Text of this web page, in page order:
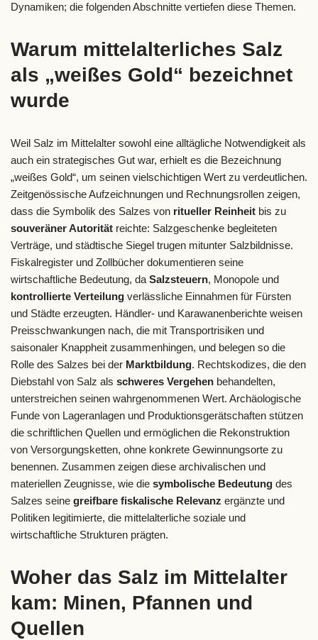
Dynamiken; die folgenden Abschnitte vertiefen diese Themen.
Warum mittelalterliches Salz
als „weißes Gold“ bezeichnet
wurde
Weil Salz im Mittelalter sowohl eine alltägliche Notwendigkeit als
auch ein strategisches Gut war, erhielt es die Bezeichnung
„weißes Gold“, um seinen vielschichtigen Wert zu verdeutlichen.
Zeitgenössische Aufzeichnungen und Rechnungsrollen zeigen,
dass die Symbolik des Salzes von ritueller Reinheit bis zu
souveräner Autorität reichte: Salzgeschenke begleiteten
Verträge, und städtische Siegel trugen mitunter Salzbildnisse.
Fiskalregister und Zollbücher dokumentieren seine
wirtschaftliche Bedeutung, da Salzsteuern, Monopole und
kontrollierte Verteilung verlässliche Einnahmen für Fürsten
und Städte erzeugten. Händler- und Karawanenberichte weisen
Preisschwankungen nach, die mit Transportrisiken und
saisonaler Knappheit zusammenhingen, und belegen so die
Rolle des Salzes bei der Marktbildung. Rechtskodizes, die den
Diebstahl von Salz als schweres Vergehen behandelten,
unterstreichen seinen wahrgenommenen Wert. Archäologische
Funde von Lageranlagen und Produktionsgerätschaften stützen
die schriftlichen Quellen und ermöglichen die Rekonstruktion
von Versorgungsketten, ohne konkrete Gewinnungsorte zu
benennen. Zusammen zeigen diese archivalischen und
materiellen Zeugnisse, wie die symbolische Bedeutung des
Salzes seine greifbare fiskalische Relevanz ergänzte und
Politiken legitimierte, die mittelalterliche soziale und
wirtschaftliche Strukturen prägten.
Woher das Salz im Mittelalter
kam: Minen, Pfannen und
Quellen